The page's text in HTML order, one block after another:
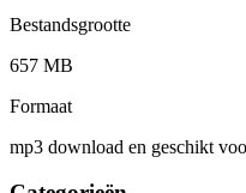
Bestandsgrootte
657 MB
Formaat
mp3 download en geschikt